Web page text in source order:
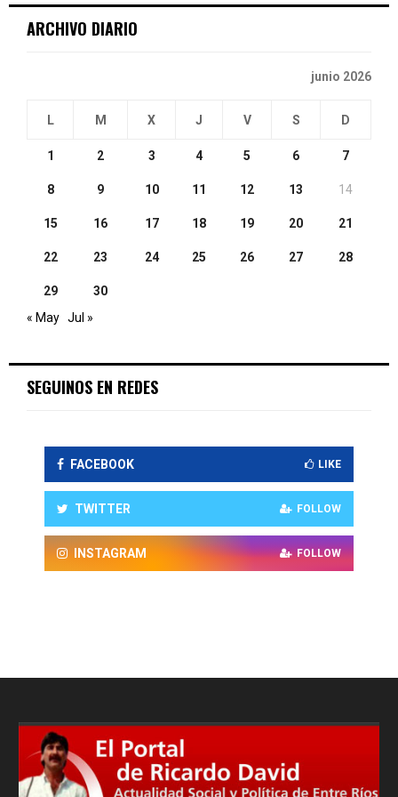
ARCHIVO DIARIO
junio 2026
L M X J V S D
1 2 3 4 5 6 7
8 9 10 11 12 13 14
15 16 17 18 19 20 21
22 23 24 25 26 27 28
29
30
« May Jul »
SEGUINOS EN REDES
FACEBOOK LIKE
TWITTER FOLLOW
INSTAGRAM FOLLOW